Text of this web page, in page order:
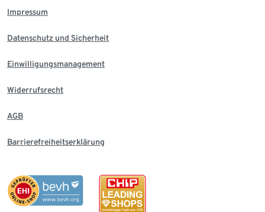
Impressum
Datenschutz und Sicherheit
Einwilligungsmanagement
Widerrufsrecht
AGB
Barrierefreiheitserklärung